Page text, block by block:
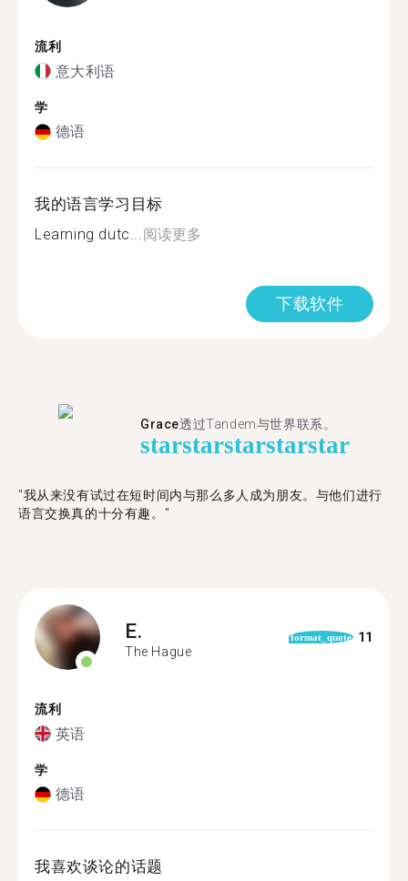
流利
意大利语
学
德语
我的语言学习目标
Learning dutc...阅读更多
下载软件
Grace透过Tandem与世界联系。
starstarstarstarstar
"我从来没有试过在短时间内与那么多人成为朋友。与他们进行
语言交换真的十分有趣。"
E.
The Hague
format_quote 11
流利
英语
学
德语
我喜欢谈论的话题